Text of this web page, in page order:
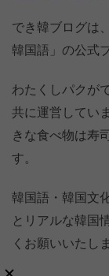
でき韓ブログは
韓国語」の公式
わたくしパクが
共に運営してい
きな食べ物は寿
す。
韓国語・韓国文
とリアルな韓国
くお願いいたし